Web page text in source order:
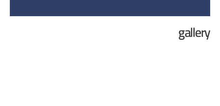
gallery